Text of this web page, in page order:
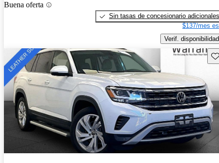
Buena oferta
Sin tasas de concesionario adicionales
$137/mes
Verif. disponibilidad